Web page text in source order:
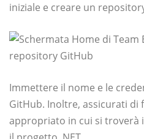
iniziale e creare un
Immettere il nome e le
GitHub. Inoltre, assicurati
appropriato in cui si troverà